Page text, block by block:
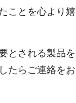
ことを心より嬉
とされる製品を
たらご連絡をお